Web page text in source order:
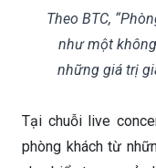
Theo BTC,
như một
những giá trị